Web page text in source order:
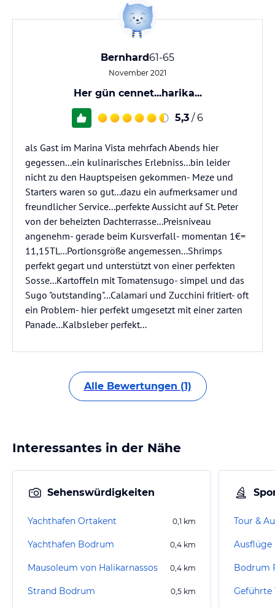
Bernhard61-65
November 2021
Her gün cennet...harika...
5,3 / 6
als Gast im Marina Vista mehrfach Abends hier
gegessen...ein kulinarisches Erlebniss...bin leider
nicht zu den Hauptspeisen gekommen- Meze und
Starters waren so gut...dazu ein aufmerksamer und
freundlicher Service...perfekte Aussicht auf St. Peter
von der beheizten Dachterrasse...Preisniveau
angenehm- gerade beim Kursverfall- momentan 1€=
11,15TL...Portionsgröße angemessen...Shrimps
perfekt gegart und unterstützt von einer perfekten
Sosse...Kartoffeln mit Tomatensugo- simpel und das
Sugo "outstanding"...Calamari und Zucchini fritiert- oft
ein Problem- hier perfekt umgesetzt mit einer zarten
Panade...Kalbsleber perfekt...
Alle Bewertungen (1)
Interessantes in der Nähe
Sehenswürdigkeiten
Yachthafen Ortakent 0,1 km
Yachthafen Bodrum 0,4 km
Mausoleum von Halikarnassos 0,4 km
Strand Bodrum 0,5 km
Tour &
Ausflüge
Bodrum
Geführte